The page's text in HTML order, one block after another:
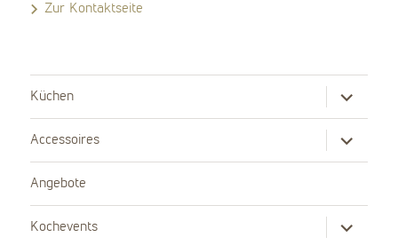
Zur Kontaktseite
Küchen
Untermenü
anzeigen
Accessoires
Untermenü
anzeigen
Angebote
Kochevents
Untermenü
anzeigen